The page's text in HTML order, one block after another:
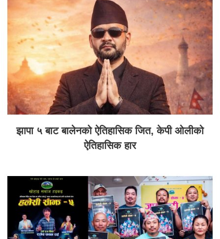
झापा ५ बाट बालेनको ऐतिहासिक जित, केपी ओलीको
ऐतिहासिक हार